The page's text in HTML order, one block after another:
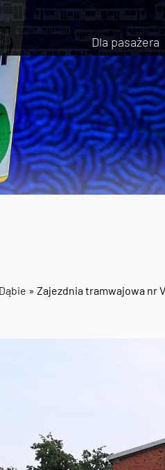
Dla pasażera
» Zajezdnia tramwajowa nr